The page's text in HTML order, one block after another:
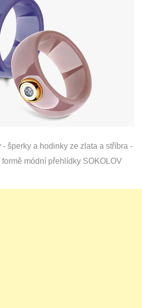
šperky a hodinky ze zlata a stříbra -
módní přehlídky SOKOLOV